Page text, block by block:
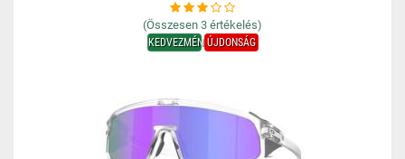
(Összesen 3 értékelés)
KEDVEZMÉNYÚJDONSÁG